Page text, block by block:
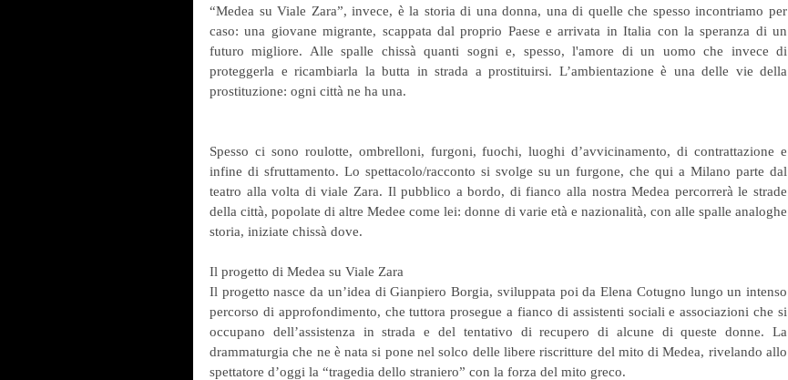
“Medea su Viale Zara”, invece, è la storia di una donna, una di quelle che spesso incontriamo per
caso: una giovane migrante, scappata dal proprio Paese e arrivata in Italia con la speranza di un
futuro migliore. Alle spalle chissà quanti sogni e, spesso, l'amore di un uomo che invece di
proteggerla e ricambiarla la butta in strada a prostituirsi. L’ambientazione è una delle vie della
prostituzione: ogni città ne ha una.
Spesso ci sono roulotte, ombrelloni, furgoni, fuochi, luoghi d’avvicinamento, di contrattazione e
infine di sfruttamento. Lo spettacolo/racconto si svolge su un furgone, che qui a Milano parte dal
teatro alla volta di viale Zara. Il pubblico a bordo, di fianco alla nostra Medea percorrerà le strade
della città, popolate di altre Medee come lei: donne di varie età e nazionalità, con alle spalle analoghe
storia, iniziate chissà dove.
Il progetto di Medea su Viale Zara
Il progetto nasce da un’idea di Gianpiero Borgia, sviluppata poi da Elena Cotugno lungo un intenso
percorso di approfondimento, che tuttora prosegue a fianco di assistenti sociali e associazioni che si
occupano dell’assistenza in strada e del tentativo di recupero di alcune di queste donne. La
drammaturgia che ne è nata si pone nel solco delle libere riscritture del mito di Medea, rivelando allo
spettatore d’oggi la “tragedia dello straniero” con la forza del mito greco.